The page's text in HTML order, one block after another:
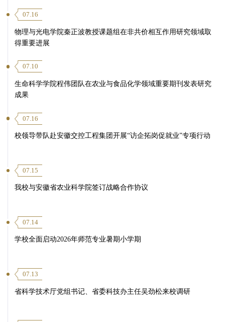
07.16
物理与光电学院秦正波教授课题组在非共价相互作用研究领域取
得重要进展
07.10
生命科学学院程伟团队在农业与食品化学领域重要期刊发表研究
成果
07.16
校领导带队赴安徽交控工程集团开展“访企拓岗促就业”专项行动
07.15
我校与安徽省农业科学院签订战略合作协议
07.14
学校全面启动2026年师范专业暑期小学期
07.13
省科学技术厅党组书记、省委科技办主任吴劲松来校调研